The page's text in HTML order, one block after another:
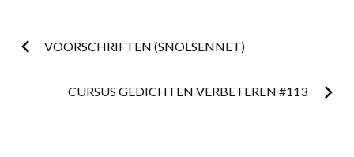
Postnavigatie
VOORSCHRIFTEN (SNOLSENNET)
CURSUS GEDICHTEN VERBETEREN #113